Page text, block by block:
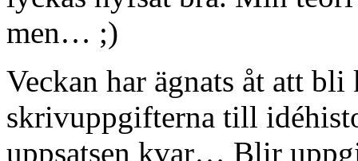
men… ;)
Veckan har ägnats åt att
skrivuppgifterna till
uppsatsen kvar… Blir